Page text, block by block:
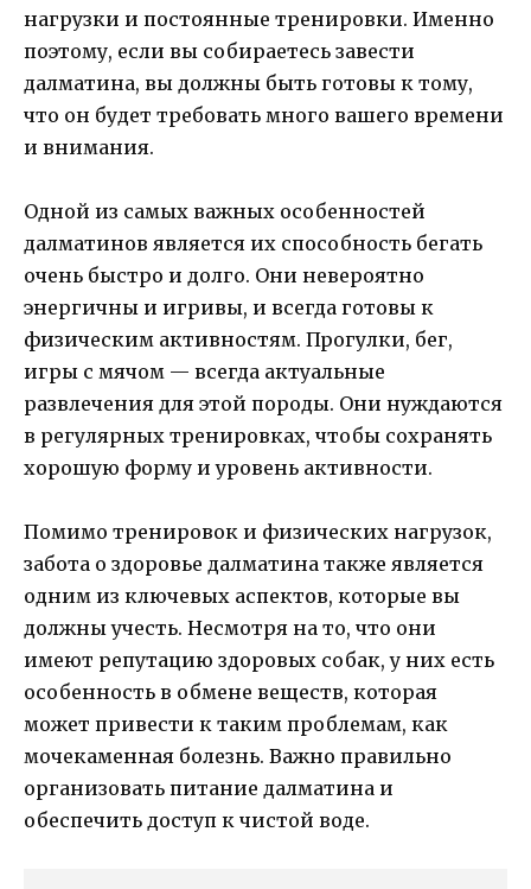
нагрузки и постоянные тренировки. Именно
поэтому, если вы собираетесь завести
далматина, вы должны быть готовы к тому,
что он будет требовать много вашего времени
и внимания.
Одной из самых важных особенностей
далматинов является их способность бегать
очень быстро и долго. Они невероятно
энергичны и игривы, и всегда готовы к
физическим активностям. Прогулки, бег,
игры с мячом — всегда актуальные
развлечения для этой породы. Они нуждаются
в регулярных тренировках, чтобы сохранять
хорошую форму и уровень активности.
Помимо тренировок и физических нагрузок,
забота о здоровье далматина также является
одним из ключевых аспектов, которые вы
должны учесть. Несмотря на то, что они
имеют репутацию здоровых собак, у них есть
особенность в обмене веществ, которая
может привести к таким проблемам, как
мочекаменная болезнь. Важно правильно
организовать питание далматина и
обеспечить доступ к чистой воде.